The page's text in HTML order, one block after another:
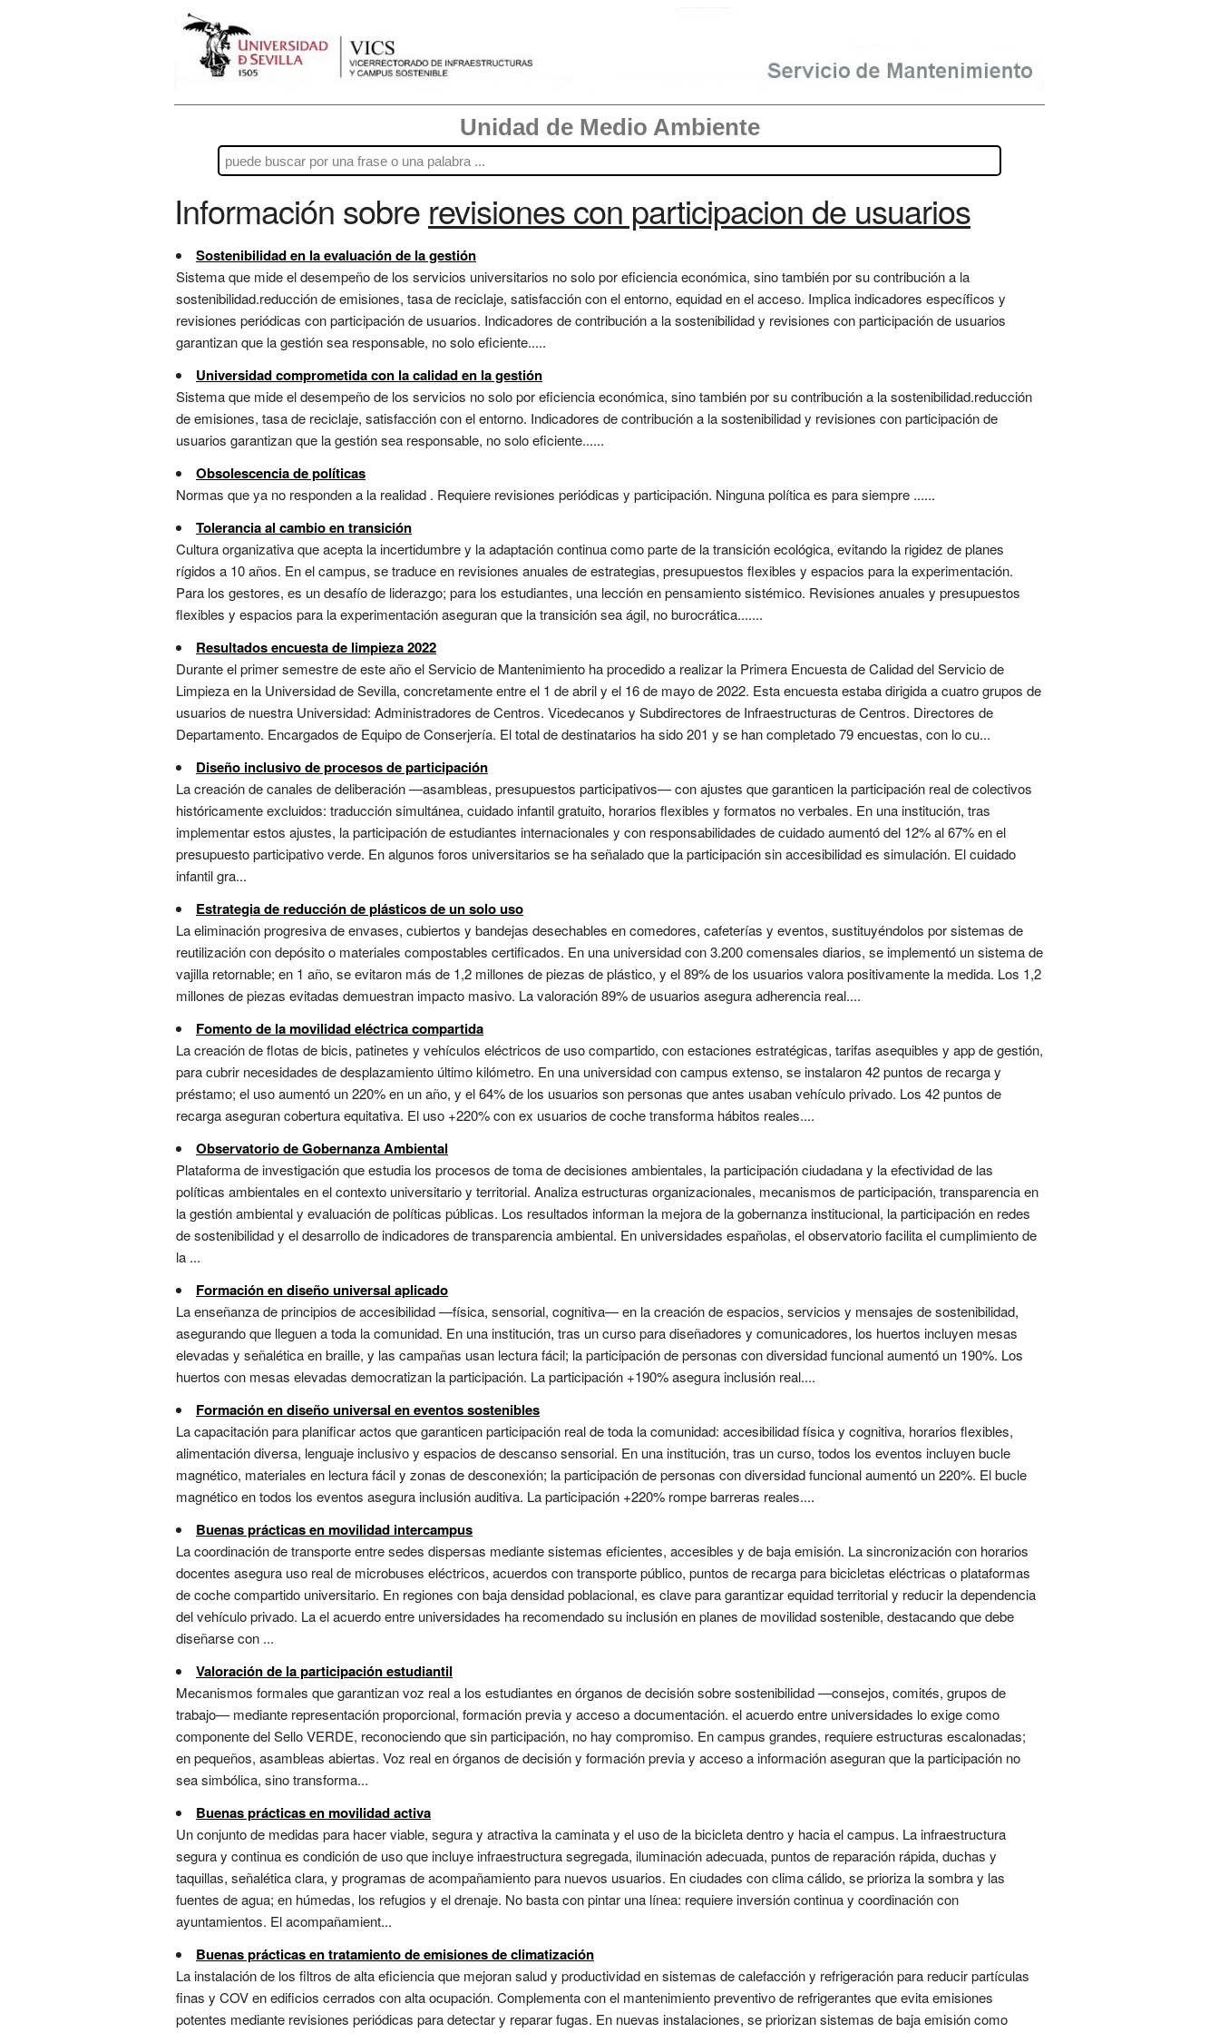
Unidad de Medio Ambiente
Información sobre revisiones con participacion de usuarios
Sostenibilidad en la evaluación de la gestión
Sistema que mide el desempeño de los servicios universitarios no solo por eficiencia económica, sino también por su contribución a la
sostenibilidad.reducción de emisiones, tasa de reciclaje, satisfacción con el entorno, equidad en el acceso. Implica indicadores específicos y
revisiones periódicas con participación de usuarios. Indicadores de contribución a la sostenibilidad y revisiones con participación de usuarios
garantizan que la gestión sea responsable, no solo eficiente.....
Universidad comprometida con la calidad en la gestión
Sistema que mide el desempeño de los servicios no solo por eficiencia económica, sino también por su contribución a la sostenibilidad.reducción
de emisiones, tasa de reciclaje, satisfacción con el entorno. Indicadores de contribución a la sostenibilidad y revisiones con participación de
usuarios garantizan que la gestión sea responsable, no solo eficiente......
Obsolescencia de políticas
Normas que ya no responden a la realidad . Requiere revisiones periódicas y participación. Ninguna política es para siempre ......
Tolerancia al cambio en transición
Cultura organizativa que acepta la incertidumbre y la adaptación continua como parte de la transición ecológica, evitando la rigidez de planes
rígidos a 10 años. En el campus, se traduce en revisiones anuales de estrategias, presupuestos flexibles y espacios para la experimentación.
Para los gestores, es un desafío de liderazgo; para los estudiantes, una lección en pensamiento sistémico. Revisiones anuales y presupuestos
flexibles y espacios para la experimentación aseguran que la transición sea ágil, no burocrática.......
Resultados encuesta de limpieza 2022
Durante el primer semestre de este año el Servicio de Mantenimiento ha procedido a realizar la Primera Encuesta de Calidad del Servicio de
Limpieza en la Universidad de Sevilla, concretamente entre el 1 de abril y el 16 de mayo de 2022. Esta encuesta estaba dirigida a cuatro grupos de
usuarios de nuestra Universidad: Administradores de Centros. Vicedecanos y Subdirectores de Infraestructuras de Centros. Directores de
Departamento. Encargados de Equipo de Conserjería. El total de destinatarios ha sido 201 y se han completado 79 encuestas, con lo cu...
Diseño inclusivo de procesos de participación
La creación de canales de deliberación —asambleas, presupuestos participativos— con ajustes que garanticen la participación real de colectivos
históricamente excluidos: traducción simultánea, cuidado infantil gratuito, horarios flexibles y formatos no verbales. En una institución, tras
implementar estos ajustes, la participación de estudiantes internacionales y con responsabilidades de cuidado aumentó del 12% al 67% en el
presupuesto participativo verde. En algunos foros universitarios se ha señalado que la participación sin accesibilidad es simulación. El cuidado
infantil gra...
Estrategia de reducción de plásticos de un solo uso
La eliminación progresiva de envases, cubiertos y bandejas desechables en comedores, cafeterías y eventos, sustituyéndolos por sistemas de
reutilización con depósito o materiales compostables certificados. En una universidad con 3.200 comensales diarios, se implementó un sistema de
vajilla retornable; en 1 año, se evitaron más de 1,2 millones de piezas de plástico, y el 89% de los usuarios valora positivamente la medida. Los 1,2
millones de piezas evitadas demuestran impacto masivo. La valoración 89% de usuarios asegura adherencia real....
Fomento de la movilidad eléctrica compartida
La creación de flotas de bicis, patinetes y vehículos eléctricos de uso compartido, con estaciones estratégicas, tarifas asequibles y app de gestión,
para cubrir necesidades de desplazamiento último kilómetro. En una universidad con campus extenso, se instalaron 42 puntos de recarga y
préstamo; el uso aumentó un 220% en un año, y el 64% de los usuarios son personas que antes usaban vehículo privado. Los 42 puntos de
recarga aseguran cobertura equitativa. El uso +220% con ex usuarios de coche transforma hábitos reales....
Observatorio de Gobernanza Ambiental
Plataforma de investigación que estudia los procesos de toma de decisiones ambientales, la participación ciudadana y la efectividad de las
políticas ambientales en el contexto universitario y territorial. Analiza estructuras organizacionales, mecanismos de participación, transparencia en
la gestión ambiental y evaluación de políticas públicas. Los resultados informan la mejora de la gobernanza institucional, la participación en redes
de sostenibilidad y el desarrollo de indicadores de transparencia ambiental. En universidades españolas, el observatorio facilita el cumplimiento de
la ...
Formación en diseño universal aplicado
La enseñanza de principios de accesibilidad —física, sensorial, cognitiva— en la creación de espacios, servicios y mensajes de sostenibilidad,
asegurando que lleguen a toda la comunidad. En una institución, tras un curso para diseñadores y comunicadores, los huertos incluyen mesas
elevadas y señalética en braille, y las campañas usan lectura fácil; la participación de personas con diversidad funcional aumentó un 190%. Los
huertos con mesas elevadas democratizan la participación. La participación +190% asegura inclusión real....
Formación en diseño universal en eventos sostenibles
La capacitación para planificar actos que garanticen participación real de toda la comunidad: accesibilidad física y cognitiva, horarios flexibles,
alimentación diversa, lenguaje inclusivo y espacios de descanso sensorial. En una institución, tras un curso, todos los eventos incluyen bucle
magnético, materiales en lectura fácil y zonas de desconexión; la participación de personas con diversidad funcional aumentó un 220%. El bucle
magnético en todos los eventos asegura inclusión auditiva. La participación +220% rompe barreras reales....
Buenas prácticas en movilidad intercampus
La coordinación de transporte entre sedes dispersas mediante sistemas eficientes, accesibles y de baja emisión. La sincronización con horarios
docentes asegura uso real de microbuses eléctricos, acuerdos con transporte público, puntos de recarga para bicicletas eléctricas o plataformas
de coche compartido universitario. En regiones con baja densidad poblacional, es clave para garantizar equidad territorial y reducir la dependencia
del vehículo privado. La el acuerdo entre universidades ha recomendado su inclusión en planes de movilidad sostenible, destacando que debe
diseñarse con ...
Valoración de la participación estudiantil
Mecanismos formales que garantizan voz real a los estudiantes en órganos de decisión sobre sostenibilidad —consejos, comités, grupos de
trabajo— mediante representación proporcional, formación previa y acceso a documentación. el acuerdo entre universidades lo exige como
componente del Sello VERDE, reconociendo que sin participación, no hay compromiso. En campus grandes, requiere estructuras escalonadas;
en pequeños, asambleas abiertas. Voz real en órganos de decisión y formación previa y acceso a información aseguran que la participación no
sea simbólica, sino transforma...
Buenas prácticas en movilidad activa
Un conjunto de medidas para hacer viable, segura y atractiva la caminata y el uso de la bicicleta dentro y hacia el campus. La infraestructura
segura y continua es condición de uso que incluye infraestructura segregada, iluminación adecuada, puntos de reparación rápida, duchas y
taquillas, señalética clara, y programas de acompañamiento para nuevos usuarios. En ciudades con clima cálido, se prioriza la sombra y las
fuentes de agua; en húmedas, los refugios y el drenaje. No basta con pintar una línea: requiere inversión continua y coordinación con
ayuntamientos. El acompañamient...
Buenas prácticas en tratamiento de emisiones de climatización
La instalación de los filtros de alta eficiencia que mejoran salud y productividad en sistemas de calefacción y refrigeración para reducir partículas
finas y COV en edificios cerrados con alta ocupación. Complementa con el mantenimiento preventivo de refrigerantes que evita emisiones
potentes mediante revisiones periódicas para detectar y reparar fugas. En nuevas instalaciones, se priorizan sistemas de baja emisión como